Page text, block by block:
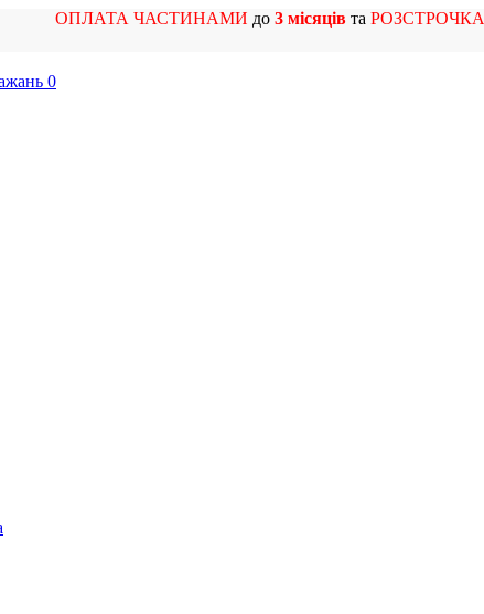
ОПЛАТА ЧАСТИНАМИ до 3 місяцівта РОЗСТРОЧКА
0